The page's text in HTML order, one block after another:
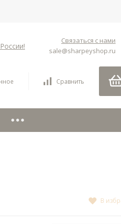
Связаться с нами
sale@sharpeyshop.ru
Сравнить
В